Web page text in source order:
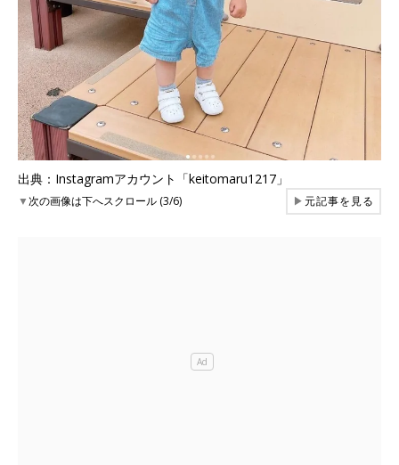
出典：Instagramアカウント「keitomaru1217」
▼次の画像は下へスクロール (3/6) ▶元記事を見る